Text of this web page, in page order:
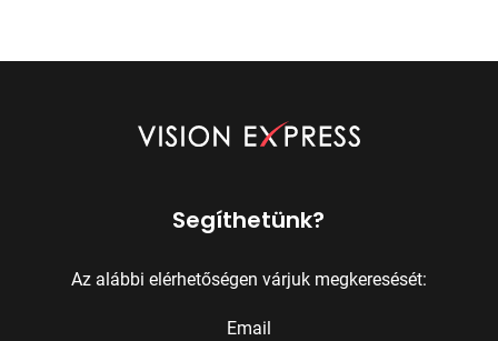
Segíthetünk?
Az alábbi elérhetőségen várjuk megkeresését:
Email